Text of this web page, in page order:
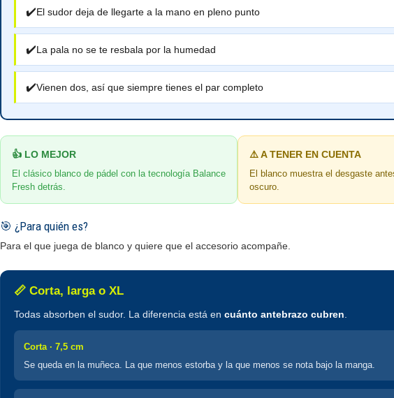
✔️El sudor deja de llegarte a la mano en pleno punto
✔️La pala no se te resbala por la humedad
✔️Vienen dos, así que siempre tienes el par completo
👍 LO MEJOR
El clásico blanco de pádel con la tecnología Balance
Fresh detrás.
⚠️ A TENER EN CUENTA
El blanco muestra el desgaste
oscuro.
🎯 ¿Para quién es?
Para el que juega de blanco y quiere que el accesorio acompañe.
📏 Corta, larga o XL
Todas absorben el sudor. La diferencia está en cuánto antebrazo cubren
Corta · 7,5 cm
Se queda en la muñeca. La que menos estorba y la que menos se nota bajo la manga.